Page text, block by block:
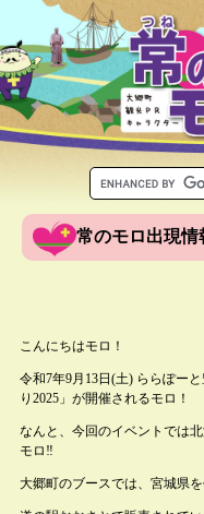
常のモロ出現情
こんにちはモロ！
令和7年9月13日(土) ららぽー
り2025」が開催されるモロ！
なんと、今回のイベントでは
モロ‼
大郷町のブースでは、宮城県